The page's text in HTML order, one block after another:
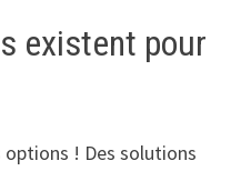
existent pour
! Des solutions